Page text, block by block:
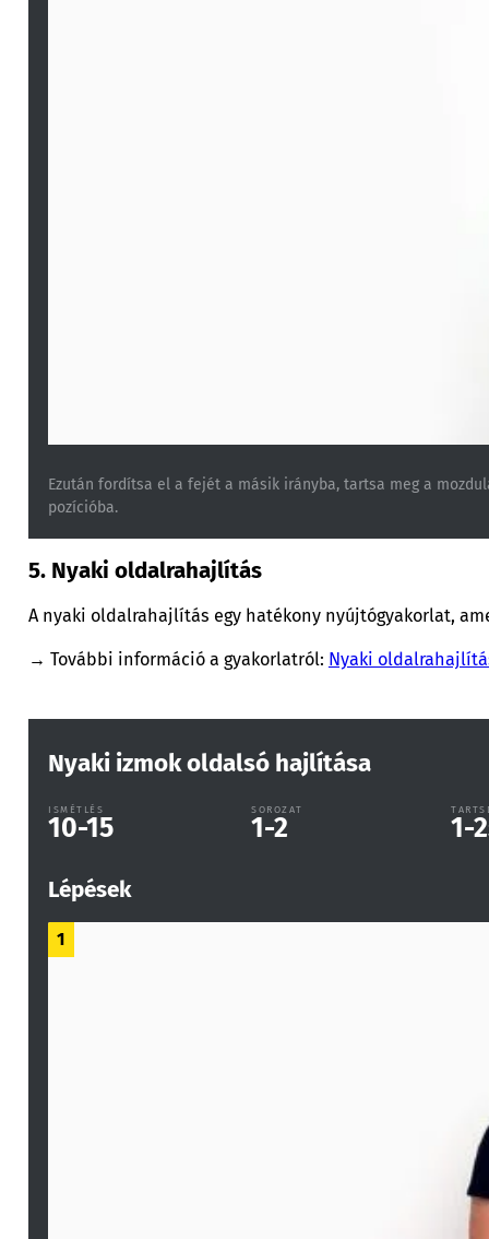
Ezután fordítsa el a fejét a másik irányba, tartsa meg a
pozícióba.
5. Nyaki oldalrahajlítás
A nyaki oldalrahajlítás egy hatékony nyújtógyakorlat,
→ További információ a gyakorlatról: Nyaki
Nyaki izmok oldalsó hajlítása
ISMÉTLÉS
10-15
SOROZAT
1-2 1-2
Lépések
1